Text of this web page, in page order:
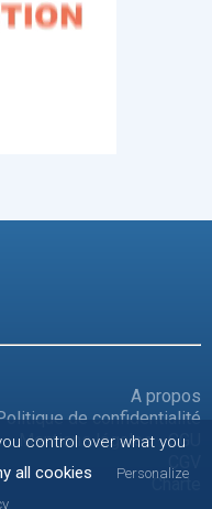
A propos
de confidentialité
Mentions légales - CGU
CGV
Charte
control over what you
all cookies
Personalize